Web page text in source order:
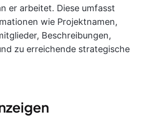
er arbeitet. Diese umfasst
wie Projektnamen,
Beschreibungen,
zu erreichende strategische